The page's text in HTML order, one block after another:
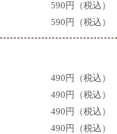
590円（税込）
590円（税込）
490円（税込）
490円（税込）
490円（税込）
490円（税込）